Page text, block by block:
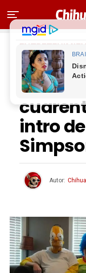
D’oh!
intro de
Autor: